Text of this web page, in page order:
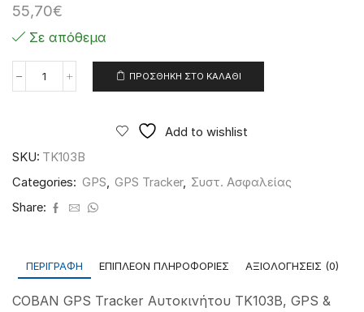
55,70€
Σε απόθεμα
COBAN
GPS
GSM/GPRS
ΠΡΟΣΘΉΚΗ ΣΤΟ ΚΑΛΆΘΙ
Add to wishlist
SKU: TK103B
Categories: GPS, GPS Tracker, Συστ. Ασφαλείας
Share:
ΠΕΡΙΓΡΑΦΉ ΕΠΙΠΛΈΟΝ ΠΛΗΡΟΦΟΡΊΕΣ ΑΞΙΟΛΟΓΉΣΕΙΣ (0)
COBAN GPS Tracker Αυτοκινήτου TK103B, GPS &